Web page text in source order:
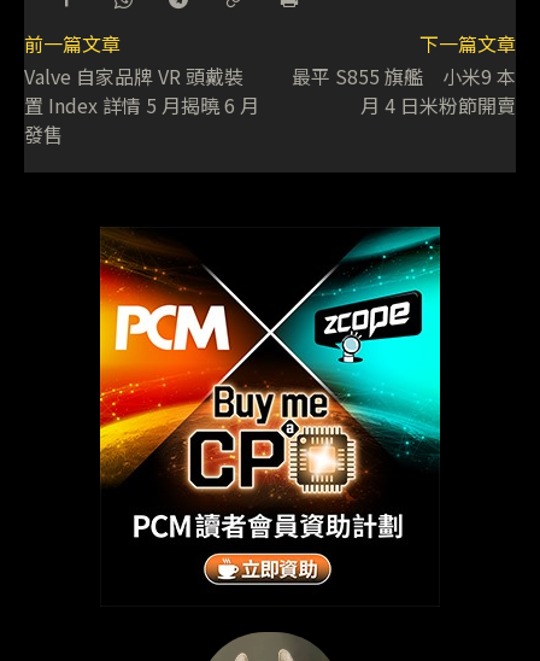
前一篇文章
Valve 自家品牌 VR 頭戴裝
置 Index 詳情 5 月揭曉 6 月
發售
下一篇文章
最平 S855 旗艦 小米9 本
月 4 日米粉節開賣